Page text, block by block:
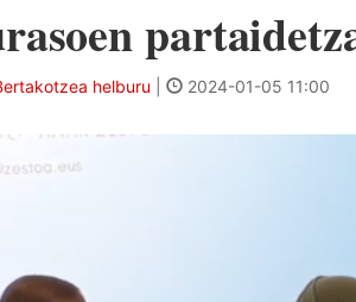
helburu 2024-01-05 11:00